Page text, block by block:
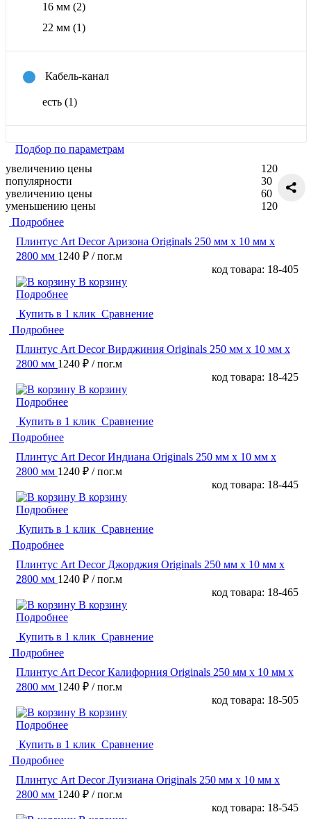
16 мм (2)
22 мм (1)
Кабель-канал
есть (1)
Подбор по параметрам
увеличению цены
популярности
увеличению цены
уменьшению цены
120
30
60
120
Подробнее
Плинтус Art Decor Аризона Originals 250 мм х 10 мм х
2800 мм 1240 ₽ / пог.м
код товара: 18-405
В корзину
Подробнее
Купить в 1 клик Сравнение
Подробнее
Плинтус Art Decor Вирджиния Originals 250 мм х 10 мм х
2800 мм 1240 ₽ / пог.м
код товара: 18-425
В корзину
Подробнее
Купить в 1 клик Сравнение
Подробнее
Плинтус Art Decor Индиана Originals 250 мм х 10 мм х
2800 мм 1240 ₽ / пог.м
код товара: 18-445
В корзину
Подробнее
Купить в 1 клик Сравнение
Подробнее
Плинтус Art Decor Джорджия Originals 250 мм х 10 мм х
2800 мм 1240 ₽ / пог.м
код товара: 18-465
В корзину
Подробнее
Купить в 1 клик Сравнение
Подробнее
Плинтус Art Decor Калифорния Originals 250 мм х 10 мм х
2800 мм 1240 ₽ / пог.м
код товара: 18-505
В корзину
Подробнее
Купить в 1 клик Сравнение
Подробнее
Плинтус Art Decor Луизиана Originals 250 мм х 10 мм х
2800 мм 1240 ₽ / пог.м
код товара: 18-545